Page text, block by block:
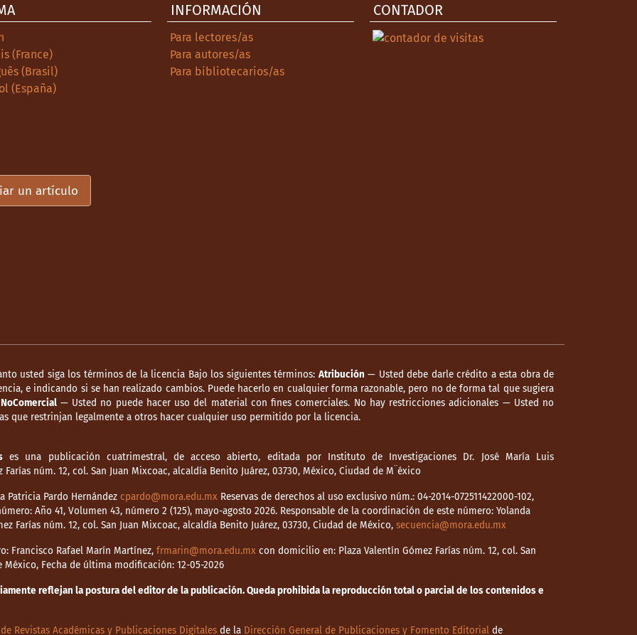
(France)
(Brasil)
(España)
INFORMACIÓN
Para lectores/as
Para autores/as
Para bibliotecarios/as
CONTADOR
un artículo
usted siga los términos de la licencia Bajo los siguientes términos: Atribución — Usted debe darle crédito a esta obra de
e indicando si se han realizado cambios. Puede hacerlo en cualquier forma razonable, pero no de forma tal que sugiera
NoComercial— Usted no puede hacer uso del material con fines comerciales. No hay restricciones adicionales — Usted no
que restrinjan legalmente a otros hacer cualquier uso permitido por la licencia.
es una publicación cuatrimestral, de acceso abierto, editada por Instituto de Investigaciones Dr. José María Luis
Farías núm. 12, col. San Juan Mixcoac, alcaldía Benito Juárez, 03730, México, Ciudad de M¨éxico
Patricia Pardo Hernández cpardo@mora.edu.mx Reservas de derechos al uso exclusivo núm.: 04-2014-072511422000-102,
Año 41, Volumen 43, número 2 (125), mayo-agosto 2026. Responsable de la coordinación de este número: Yolanda
Farías núm. 12, col. San Juan Mixcoac, alcaldía Benito Juárez, 03730, Ciudad de México, secuencia@mora.edu.mx
Francisco Rafael Marín Martínez, frmarin@mora.edu.mx con domicilio en: Plaza Valentín Gómez Farías núm. 12, col. San
México, Fecha de última modificación: 12-05-2026
reflejan la postura del editor de la publicación. Queda prohibida la reproducción total o parcial de los contenidos e
Revistas Académicas y Publicaciones Digitales de la Dirección General de Publicaciones y Fomento Editorial de